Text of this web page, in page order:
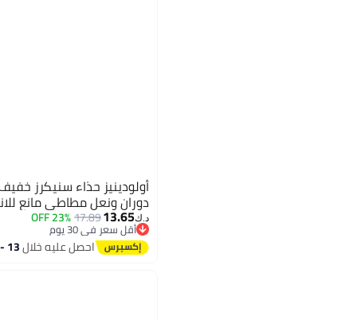
أولودينيز حذاء
دوران ونعل مطاطي مانع
د.ك‏13.65
17.89
23% OFF
أقل سعر في 30 يوم
أقل سعر في 30 يوماحصل عليه خلال13 - 14 اغسطس